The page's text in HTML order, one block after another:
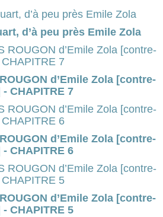
d’à peu près Emile Zola
d’Emile Zola [contre-
CHAPITRE 7
d’Emile Zola [contre-
CHAPITRE 6
d’Emile Zola [contre-
CHAPITRE 5